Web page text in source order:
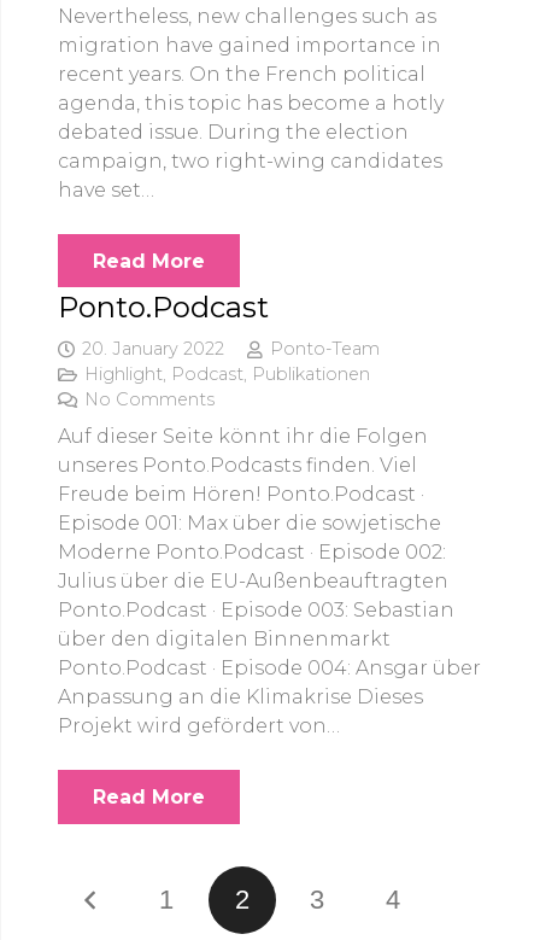
Nevertheless, new challenges such as
migration have gained importance in
recent years. On the French political
agenda, this topic has become a hotly
debated issue. During the election
campaign, two right-wing candidates
have set…
Read More
Ponto.Podcast
20. January 2022
Ponto-Team
Highlight, Podcast, Publikationen
No Comments
Auf dieser Seite könnt ihr die Folgen
unseres Ponto.Podcasts finden. Viel
Freude beim Hören! Ponto.Podcast ·
Episode 001: Max über die sowjetische
Moderne Ponto.Podcast · Episode 002:
Julius über die EU-Außenbeauftragten
Ponto.Podcast · Episode 003: Sebastian
über den digitalen Binnenmarkt
Ponto.Podcast · Episode 004: Ansgar über
Anpassung an die Klimakrise Dieses
Projekt wird gefördert von…
Read More
1 2 3 4